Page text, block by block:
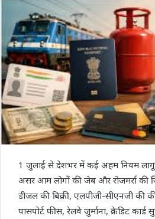
email
1 जुलाई से देशभर में कई अहम नियम लागू
असर आम लोगों की जेब और रोजमर्रा की
डीजल की बिक्री, एलपीजी-सीएनजी की
पासपोर्ट फीस, रेलवे जुर्माना, क्रेडिट कार्ड